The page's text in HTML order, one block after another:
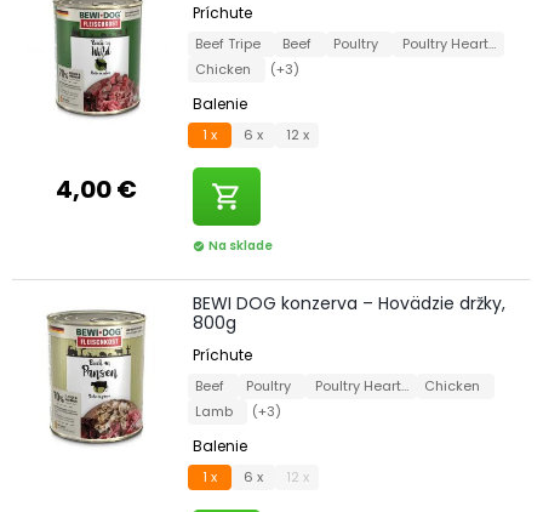
4,00 €
Príchute
Beef Tripe Beef Poultry
Poultry Hearts
Chicken
(+3)
Balenie
1 x 6 x 12 x
shopping_cart
check_circle Na sklade
BEWI DOG konzerva – Hovädzie držky,
800g
Príchute
Beef Poultry Poultry Hearts
Chicken
Lamb
(+3)
Balenie
1 x 6 x 12 x